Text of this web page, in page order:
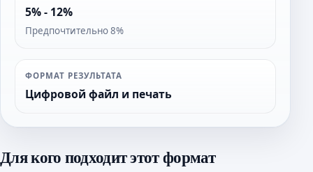
5% - 12%
Предпочтительно 8%
ФОРМАТ РЕЗУЛЬТАТА
Цифровой файл и печать
Для кого подходит этот формат